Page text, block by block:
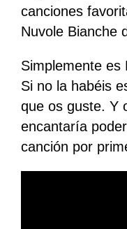
canciones
Nuvole Bianche
Simplemente es
Si no la habéis
que os guste. Y
encantaría
canción por